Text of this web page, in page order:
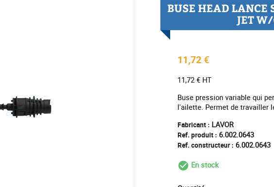
BUSE HEAD LANCE
JET
11,72 €
11,72 € HT
Buse pression variable qui
l'ailette. Permet de travailler
Fabricant : LAVOR
Ref. produit : 6.002.0643
Ref. constructeur : 6.002.0643
En stock